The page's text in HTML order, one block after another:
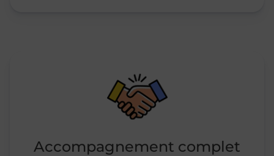
Accompagnement complet